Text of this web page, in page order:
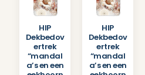
HIP
Dekbedov
ertrek
“mandal
a’s en een
HIP
Dekbedov
ertrek
“mandal
a’s en een